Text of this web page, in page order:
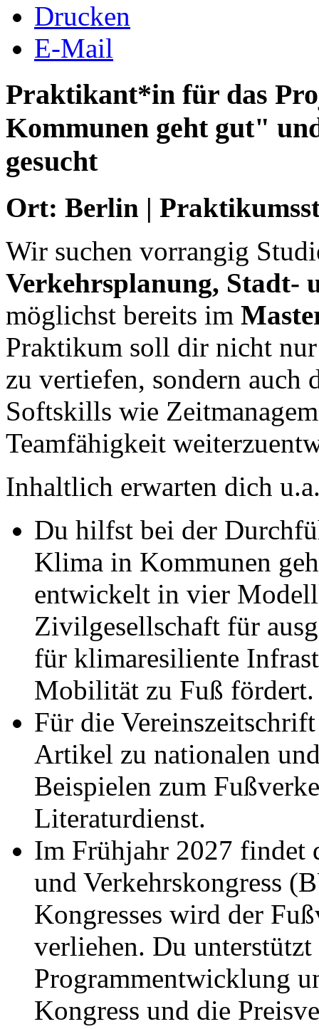
Drucken
E-Mail
Praktikant*in für das
Kommunen geht gut"
gesucht
Ort: Berlin |
Wir suchen vorrangig
Verkehrsplanung, Stadt-
möglichst bereits im
Praktikum soll dir nicht nur
zu vertiefen, sondern auch
Softskills wie
Teamfähigkeit
Inhaltlich erwarten dich
Du hilfst bei der
Klima in Kommunen
entwickelt in vier
Zivilgesellschaft für
für klimaresiliente
Mobilität zu Fuß fördert.
Für die
Artikel zu nationalen
Beispielen zum
Literaturdienst.
Im Frühjahr 2027 findet
und Verkehrskongress
Kongresses wird der
verliehen. Du unterstützt
Programmentwicklung
Kongress und die